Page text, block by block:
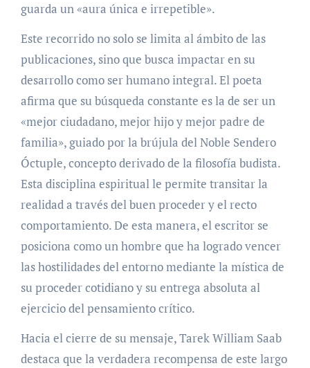
guarda un «aura única e irrepetible».
Este recorrido no solo se limita al ámbito de las
publicaciones, sino que busca impactar en su
desarrollo como ser humano integral. El poeta
afirma que su búsqueda constante es la de ser un
«mejor ciudadano, mejor hijo y mejor padre de
familia», guiado por la brújula del Noble Sendero
Óctuple, concepto derivado de la filosofía budista.
Esta disciplina espiritual le permite transitar la
realidad a través del buen proceder y el recto
comportamiento. De esta manera, el escritor se
posiciona como un hombre que ha logrado vencer
las hostilidades del entorno mediante la mística de
su proceder cotidiano y su entrega absoluta al
ejercicio del pensamiento crítico.
Hacia el cierre de su mensaje, Tarek William Saab
destaca que la verdadera recompensa de este largo